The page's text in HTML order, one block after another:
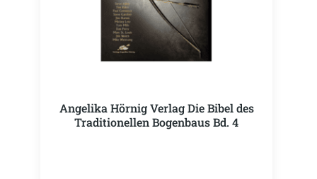
Angelika Hörnig Verlag Die Bibel des
Traditionellen Bogenbaus Bd. 4